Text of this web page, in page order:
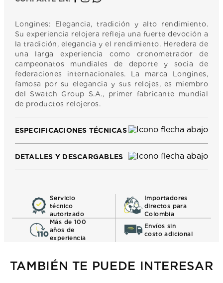
Longines: Elegancia, tradición y alto rendimiento.
Su experiencia relojera refleja una fuerte devoción a
la tradición, elegancia y el rendimiento. Heredera de
una larga experiencia como cronometrador de
campeonatos mundiales de deporte y socia de
federaciones internacionales. La marca Longines,
famosa por su elegancia y sus relojes, es miembro
del Swatch Group S.A., primer fabricante mundial
de productos relojeros.
ESPECIFICACIONES TÉCNICAS
DETALLES Y DESCARGABLES
Servicio
técnico
autorizado
Importadores
directos para
Colombia
Más de 100
años de
experiencia
Envíos sin
costo adicional
TAMBIÉN TE PUEDE INTERESAR